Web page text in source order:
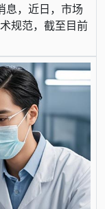
息，近日，市场
规范，截至目前